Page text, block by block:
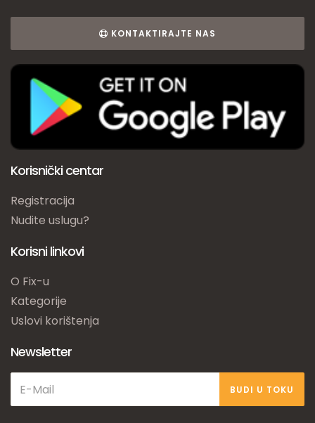
KONTAKTIRAJTE NAS
Korisnički centar
Registracija
Nudite uslugu?
Korisni linkovi
O Fix-u
Kategorije
Uslovi korištenja
Newsletter
BUDI U TOKU